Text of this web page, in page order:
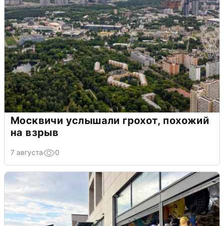
Москвичи услышали грохот, похожий
на взрыв
7 августа 0